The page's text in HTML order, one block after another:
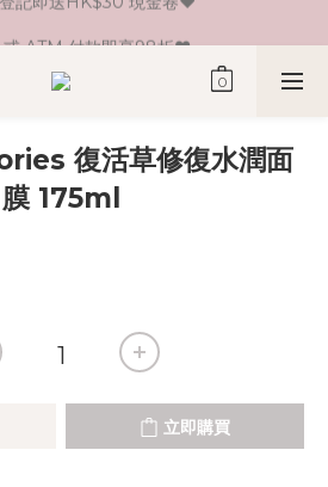
ATM 付款即享98折♥
實價滿$399或以上即免運費♥
復活草修復水潤面
膜 175ml
立即購買